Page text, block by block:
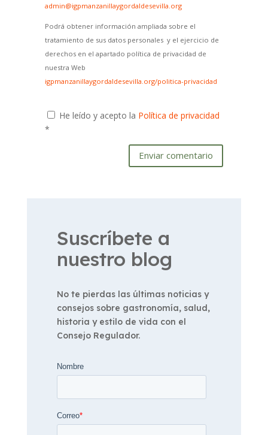
admin@igpmanzanillaygordaldesevilla.org
Podrá obtener información ampliada sobre el
tratamiento de sus datos personales y el ejercicio de
derechos en el apartado política de privacidad de
nuestra Web
igpmanzanillaygordaldesevilla.org/politica-privacidad
He leído y acepto la Política de privacidad
*
Enviar comentario
Suscríbete a
nuestro blog
No te pierdas las últimas noticias y
consejos sobre gastronomía, salud,
historia y estilo de vida con el
Consejo Regulador.